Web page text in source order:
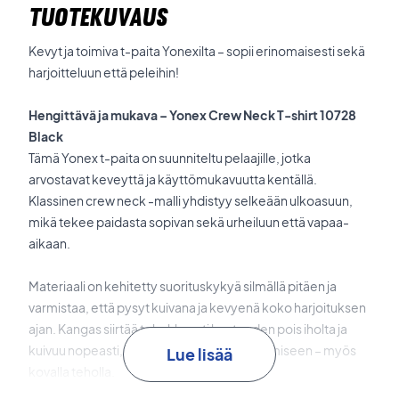
TUOTEKUVAUS
Kevyt ja toimiva t-paita Yonexilta – sopii erinomaisesti sekä
harjoitteluun että peleihin!
Hengittävä ja mukava – Yonex Crew Neck T-shirt 10728
Black
Tämä Yonex t-paita on suunniteltu pelaajille, jotka
arvostavat keveyttä ja käyttömukavuutta kentällä.
Klassinen crew neck -malli yhdistyy selkeään ulkoasuun,
mikä tekee paidasta sopivan sekä urheiluun että vapaa-
aikaan.
Materiaali on kehitetty suorituskykyä silmällä pitäen ja
varmistaa, että pysyt kuivana ja kevyenä koko harjoituksen
ajan. Kangas siirtää tehokkaasti kosteuden pois iholta ja
kuivuu nopeasti, joten voit keskittyä pelaamiseen – myös
Lue lisää